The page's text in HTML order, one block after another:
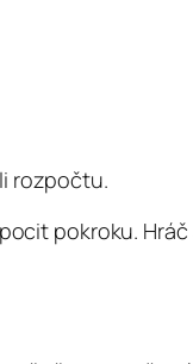
rozpočtu.
pokroku.